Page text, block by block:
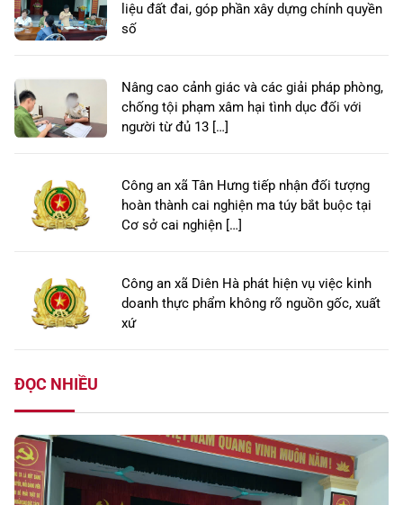
liệu đất đai, góp phần xây dựng chính quyền
số
Nâng cao cảnh giác và các giải pháp phòng,
chống tội phạm xâm hại tình dục đối với
người từ đủ 13 […]
Công an xã Tân Hưng tiếp nhận đối tượng
hoàn thành cai nghiện ma túy bắt buộc tại
Cơ sở cai nghiện […]
Công an xã Diên Hà phát hiện vụ việc kinh
doanh thực phẩm không rõ nguồn gốc, xuất
xứ
ĐỌC NHIỀU